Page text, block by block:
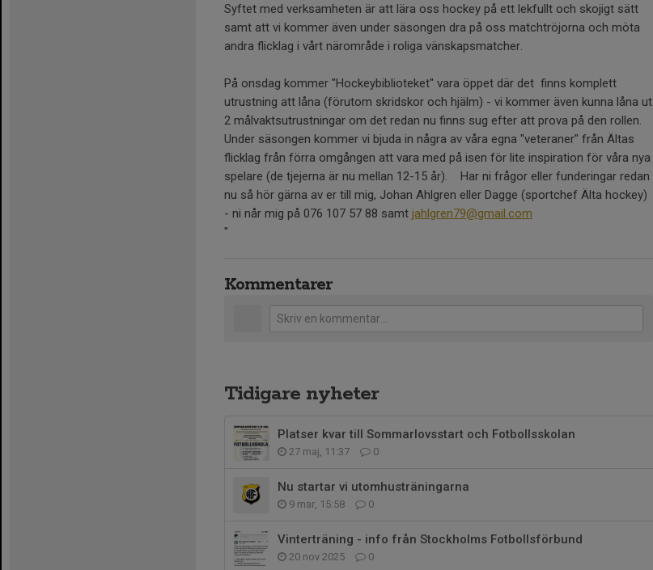
Syftet med verksamheten är att lära oss hockey på ett lekfullt och skojigt sätt
samt att vi kommer även under säsongen dra på oss matchtröjorna och möta
andra flicklag i vårt närområde i roliga vänskapsmatcher.
På onsdag kommer "Hockeybiblioteket" vara öppet där det finns komplett
utrustning att låna (förutom skridskor och hjälm) - vi kommer även kunna låna ut
2 målvaktsutrustningar om det redan nu finns sug efter att prova på den rollen.
Under säsongen kommer vi bjuda in några av våra egna "veteraner" från Ältas
flicklag från förra omgången att vara med på isen för lite inspiration för våra nya
spelare (de tjejerna är nu mellan 12-15 år). Har ni frågor eller funderingar redan
nu så hör gärna av er till mig, Johan Ahlgren eller Dagge (sportchef Älta hockey)
- ni når mig på 076 107 57 88 samt jahlgren79@gmail.com
"
Kommentarer
Tidigare nyheter
Platser kvar till Sommarlovsstart och Fotbollsskolan
27 maj, 11:37 0
Nu startar vi utomhusträningarna
9 mar, 15:58 0
Vinterträning - info från Stockholms Fotbollsförbund
20 nov 2025 0